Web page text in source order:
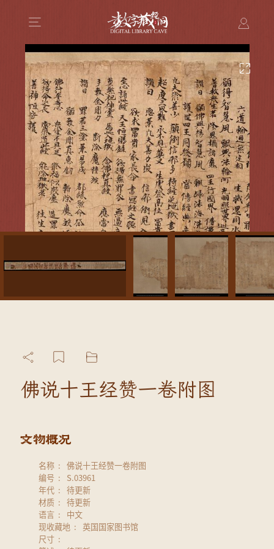
佛说十王经赞一卷附图
名称
佛说十王经赞一卷附图
编号
S.03961
年代
待更新
材质
待更新
语言
中文
现收藏地
英国国家图书馆
尺寸